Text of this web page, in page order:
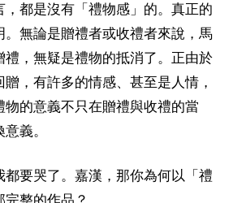
，都是沒有「禮物感」的。真正的
。無論是贈禮者或收禮者來說，馬
禮，無疑是禮物的抵消了。正由於
，有許多的情感、甚至是人情，
的意義不只在贈禮與收禮的當
義。
都要哭了。嘉漢，那你為何以「禮